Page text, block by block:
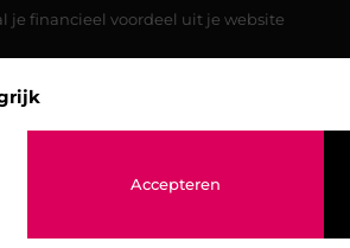
Accepteren
je financieel voordeel uit je website